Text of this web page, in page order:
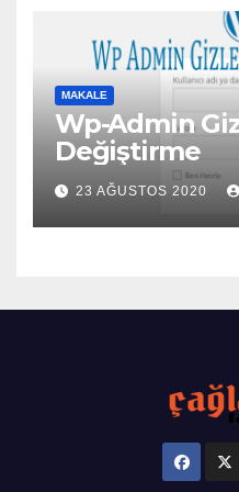
MAKALE
Wp-Admin
Değiştirme
23 AĞUSTOS 2020